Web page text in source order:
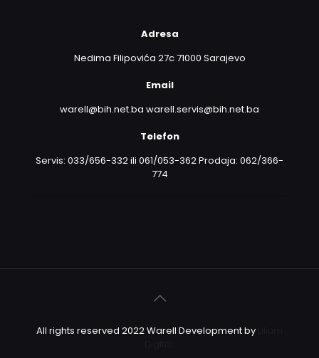
Adresa
Nedima Filipovića 27c 71000 Sarajevo
Email
warell@bih.net.ba warell.servis@bih.net.ba
Telefon
Servis: 033/656-332 ili 061/053-362 Prodaja: 062/366-
774
All rights reserved 2022 Warell Development by